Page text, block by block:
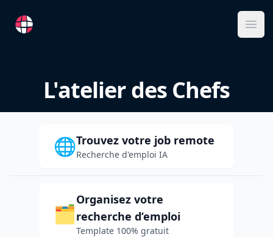
RemoteFR
L'atelier des Chefs
🌐Trouvez votre job remote
Recherche d'emploi IA
🗂️
Organisez votre
recherche d’emploi
Template 100% gratuit